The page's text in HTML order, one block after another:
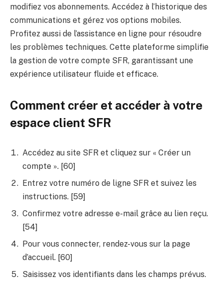
modifiez vos abonnements. Accédez à l’historique des
communications et gérez vos options mobiles.
Profitez aussi de l’assistance en ligne pour résoudre
les problèmes techniques. Cette plateforme simplifie
la gestion de votre compte SFR, garantissant une
expérience utilisateur fluide et efficace.
Comment créer et accéder à votre
espace client SFR
Accédez au site SFR et cliquez sur « Créer un
compte ». [60]
Entrez votre numéro de ligne SFR et suivez les
instructions. [59]
Confirmez votre adresse e-mail grâce au lien reçu.
[54]
Pour vous connecter, rendez-vous sur la page
d’accueil. [60]
Saisissez vos identifiants dans les champs prévus.